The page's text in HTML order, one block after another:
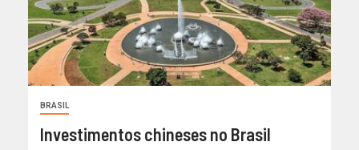
BRASIL
Investimentos chineses no Brasil